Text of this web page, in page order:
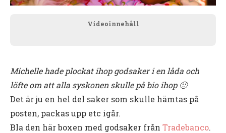
Videoinnehåll
Michelle hade plockat ihop godsaker i en låda och
löfte om att alla syskonen skulle på bio ihop 🙂
Det är ju en hel del saker som skulle hämtas på
posten, packas upp etc igår.
Bla den här boxen med godsaker från Tradebanco.